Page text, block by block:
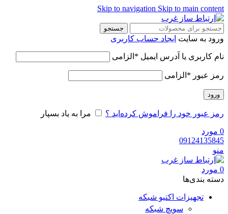
Skip to navigation Skip to main content
جستجو
ورود به سایت ایجاد حساب کاربری
نام کاربری یا آدرس ایمیل * الزامی
رمز عبور * الزامی
ورود
رمز عبور خود را فراموش کرده‌اید ؟ مرا به یاد بسپار
0 مورد
09124135845
منو
0 مورد
دسته‌ بندی‌ها
تجهیزات اکتیو شبکه
سویچ شبکه